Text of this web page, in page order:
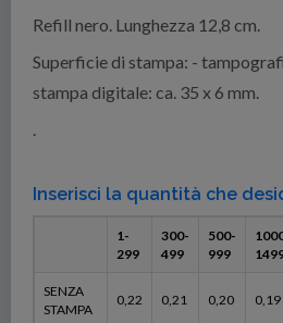
Refill nero. Lunghezza 12,8 cm.
Superficie di stampa: -
stampa digitale: ca. 35 x 6 mm.
.
Inserisci la quantità che
1-
299
300-
499
500-
999
SENZA
STAMPA
0,22 0,21 0,20 0,19